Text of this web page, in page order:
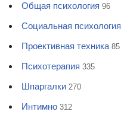
Общая психология 96
Социальная психология
Проективная техника 85
Психотерапия 335
Шпаргалки 270
Интимно 312